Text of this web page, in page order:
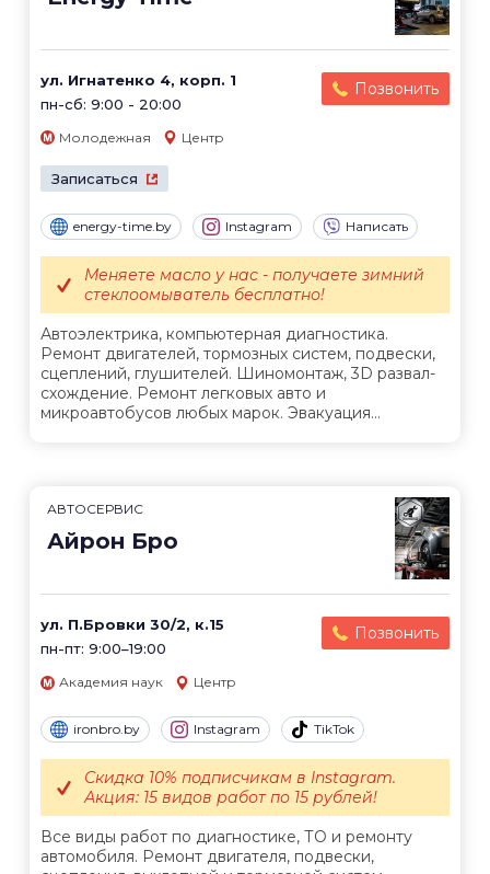
ул. Игнатенко 4, корп. 1
пн-сб: 9:00 - 20:00
Позвонить
Молодежная Центр
Записаться
energy-time.by Instagram Написать
Автоэлектрика, компьютерная диагностика.
Ремонт двигателей, тормозных систем, подвески,
сцеплений, глушителей. Шиномонтаж, 3D развал-
схождение. Ремонт легковых авто и
микроавтобусов любых марок. Эвакуация...
Меняете масло у нас - получаете зимний
стеклоомыватель бесплатно!
АВТОСЕРВИС
Айрон Бро
ул. П.Бровки 30/2, к.15
пн-пт: 9:00–19:00
Позвонить
Академия наук Центр
ironbro.by Instagram TikTok
Все виды работ по диагностике, ТО и ремонту
автомобиля. Ремонт двигателя, подвески,
Скидка 10% подписчикам в Instagram.
Акция: 15 видов работ по 15 рублей!